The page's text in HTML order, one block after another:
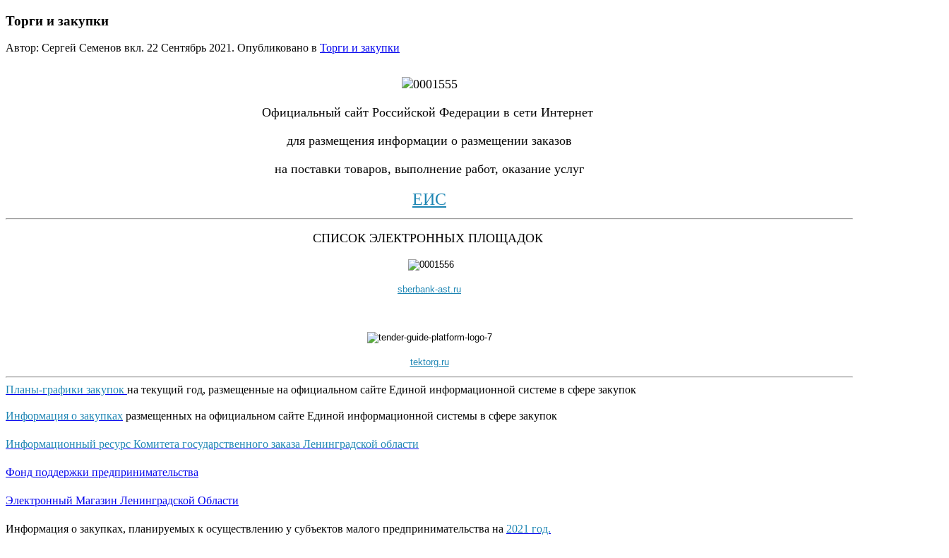
Торги и закупки
Автор: Сергей Семенов вкл. 22 Сентябрь 2021. Опубликовано в Торги и закупки
Официальный сайт Российской Федерации в сети Интернет
для размещения информации о размещении заказов
на поставки товаров, выполнение работ, оказание услуг
ЕИС
СПИСОК ЭЛЕКТРОННЫХ ПЛОЩАДОК
sberbank-ast.ru
tektorg.ru
Планы-графики закупок на текущий год, размещенные на официальном сайте Единой информационной системе в сфере закупок
Информация о закупках размещенных на официальном сайте Единой информационной системы в сфере закупок
Информационный ресурс Комитета государственного заказа Ленинградской области
Фонд поддержки предпринимательства
Электронный Магазин Ленинградской Области
Информация о закупках, планируемых к осуществлению у субъектов малого предпринимательства на 2021 год.